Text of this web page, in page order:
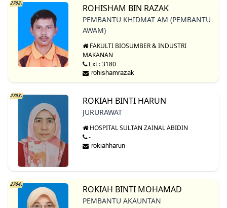
2702. ROHISHAM BIN RAZAK
PEMBANTU KHIDMAT AM (PEMBANTU
AWAM)
FAKULTI BIOSUMBER & INDUSTRI
MAKANAN
Ext : 3180
2703. ROKIAH BINTI HARUN
JURURAWAT
HOSPITAL SULTAN ZAINAL ABIDIN
-
2704. ROKIAH BINTI MOHAMAD
PEMBANTU AKAUNTAN